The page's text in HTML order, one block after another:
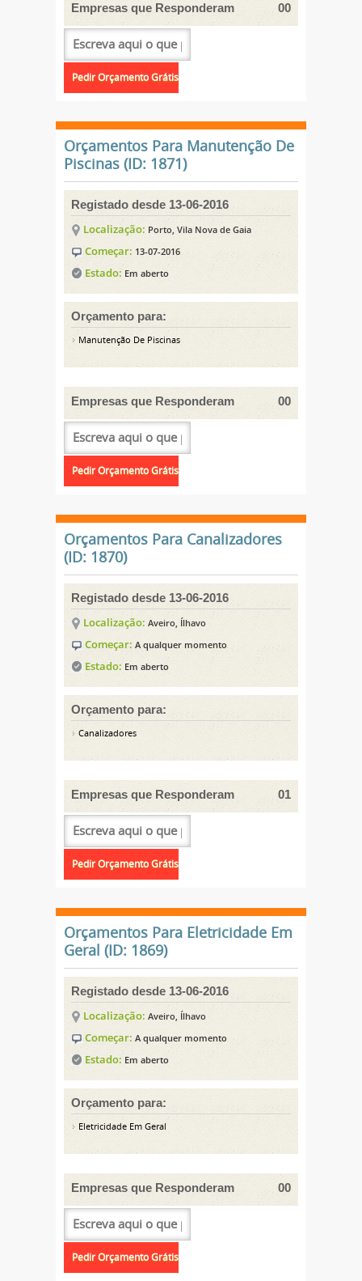
Empresas que Responderam 00
Orçamentos Para Manutenção De
Piscinas (ID: 1871)
Registado desde 13-06-2016
Localização: Porto, Vila Nova de Gaia
Começar: 13-07-2016
Estado: Em aberto
Orçamento para:
Manutenção De Piscinas
Empresas que Responderam 00
Orçamentos Para Canalizadores
(ID: 1870)
Registado desde 13-06-2016
Localização: Aveiro, Ílhavo
Começar: A qualquer momento
Estado: Em aberto
Orçamento para:
Canalizadores
Empresas que Responderam 01
Orçamentos Para Eletricidade Em
Geral (ID: 1869)
Registado desde 13-06-2016
Localização: Aveiro, Ílhavo
Começar: A qualquer momento
Estado: Em aberto
Orçamento para:
Eletricidade Em Geral
Empresas que Responderam 00